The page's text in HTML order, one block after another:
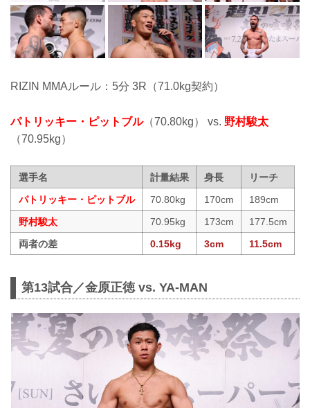
RIZIN MMAルール：5分 3R（71.0kg契約）
パトリッキー・ピットブル（70.80kg） vs. 野村駿太
（70.95kg）
選手名 計量結果 身長
リーチ
パトリッキー・ピットブル
70.80kg 170cm
189cm
野村駿太
70.95kg 173cm
177.5cm
両者の差
0.15kg 3cm 11.5cm
第13試合／金原正徳 vs. YA-MAN